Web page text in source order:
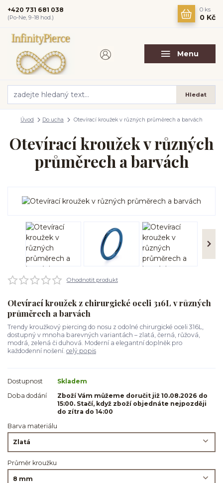
Menu
Hledat
+420 731 681 038
(Po-Ne, 9-18 hod.)
0 ks
0 Kč
Úvod Do ucha Otevírací kroužek v různých průměrech a barvách
Otevírací kroužek v různých
průměrech a barvách
Ohodnotit produkt
Otevírací kroužek z chirurgické oceli 316L v různých
průměrech a barvách
Trendy kroužkový piercing do nosu z odolné chirurgické oceli 316L,
dostupný v mnoha barevných variantách – zlatá, černá, růžová,
modrá, zelená či duhová. Moderní a elegantní doplněk pro
každodenní nošení. celý popis
Dostupnost
Skladem
Doba dodání
Zboží Vám můžeme doručit již 10.08.2026 do
15:00. Stačí, když zboží objednáte nejpozději
do zítra do 14:00
Barva materiálu
Průměr kroužku